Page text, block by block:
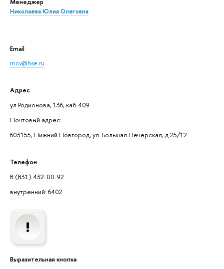
Николаева Юлия Олеговна
Email
mcv@hse.ru
Адрес
ул.Родионова, 136, каб.409
Почтовый адрес:
603155, Нижний Новгород, ул. Большая Печерская, д.25/12
Телефон
8 (831) 432-00-92
внутренний: 6402
Выразительная кнопка